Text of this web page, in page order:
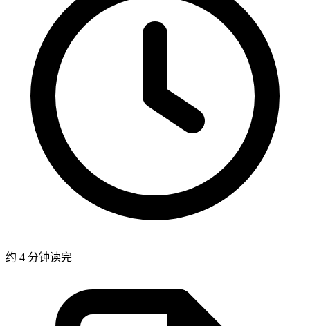
约 4 分钟读完